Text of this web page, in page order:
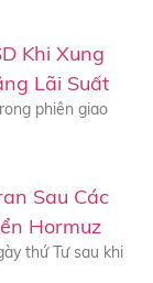
Khi Xung
Lãi Suất
phiên giao
Sau Các
Hormuz
thứ Tư sau khi